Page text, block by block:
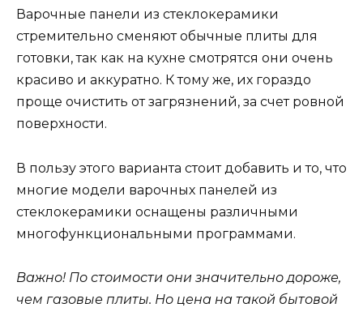
Варочные панели из стеклокерамики
стремительно сменяют обычные плиты для
готовки, так как на кухне смотрятся они очень
красиво и аккуратно. К тому же, их гораздо
проще очистить от загрязнений, за счет ровной
поверхности.
В пользу этого варианта стоит добавить и то, что
многие модели варочных панелей из
стеклокерамики оснащены различными
многофункциональными программами.
Важно! По стоимости они значительно дороже,
чем газовые плиты. Но цена на такой бытовой